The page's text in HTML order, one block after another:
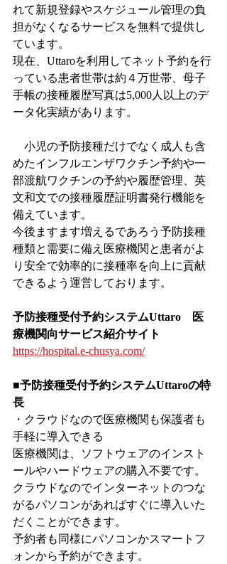
れて新規登録やスケジュール管理の負
担がなくなるサービスを無料で提供し
ています。
現在、Uttaroを利用してネット予約を行
っている患者世帯は約４万世帯、母子
手帳の接種履歴写真は5,000人以上のデ
ータ化実績があります。
小児の予防接種だけでなく成人も含
めたインフルエンザワクチン予約や一
部渡航ワクチンの予約や履歴管理、英
文和文での接種履歴証明書発行機能を
備えています。
今後ますます増えるであろう予防接種
種類と需要に備え医療機関と患者がよ
り安全で効率的に接種率を向上に貢献
できるよう運営しております。
予防接種受付予約システムUttaro　医
療機関向サービス紹介サイト
https://hospital.e-chusya.com/
■予防接種受付予約システムUttaroの特
長
・クラウドなので医療機関も保護者も
手軽に導入できる
医療機関は、ソフトウェアのインスト
ールやハードウェアの購入不要です。
クラウドなのでインターネットのつな
がるパソコンがあればすぐに導入いた
だくことができます。
予約者も同様にパソコンかスマートフ
ォンから予約ができます。